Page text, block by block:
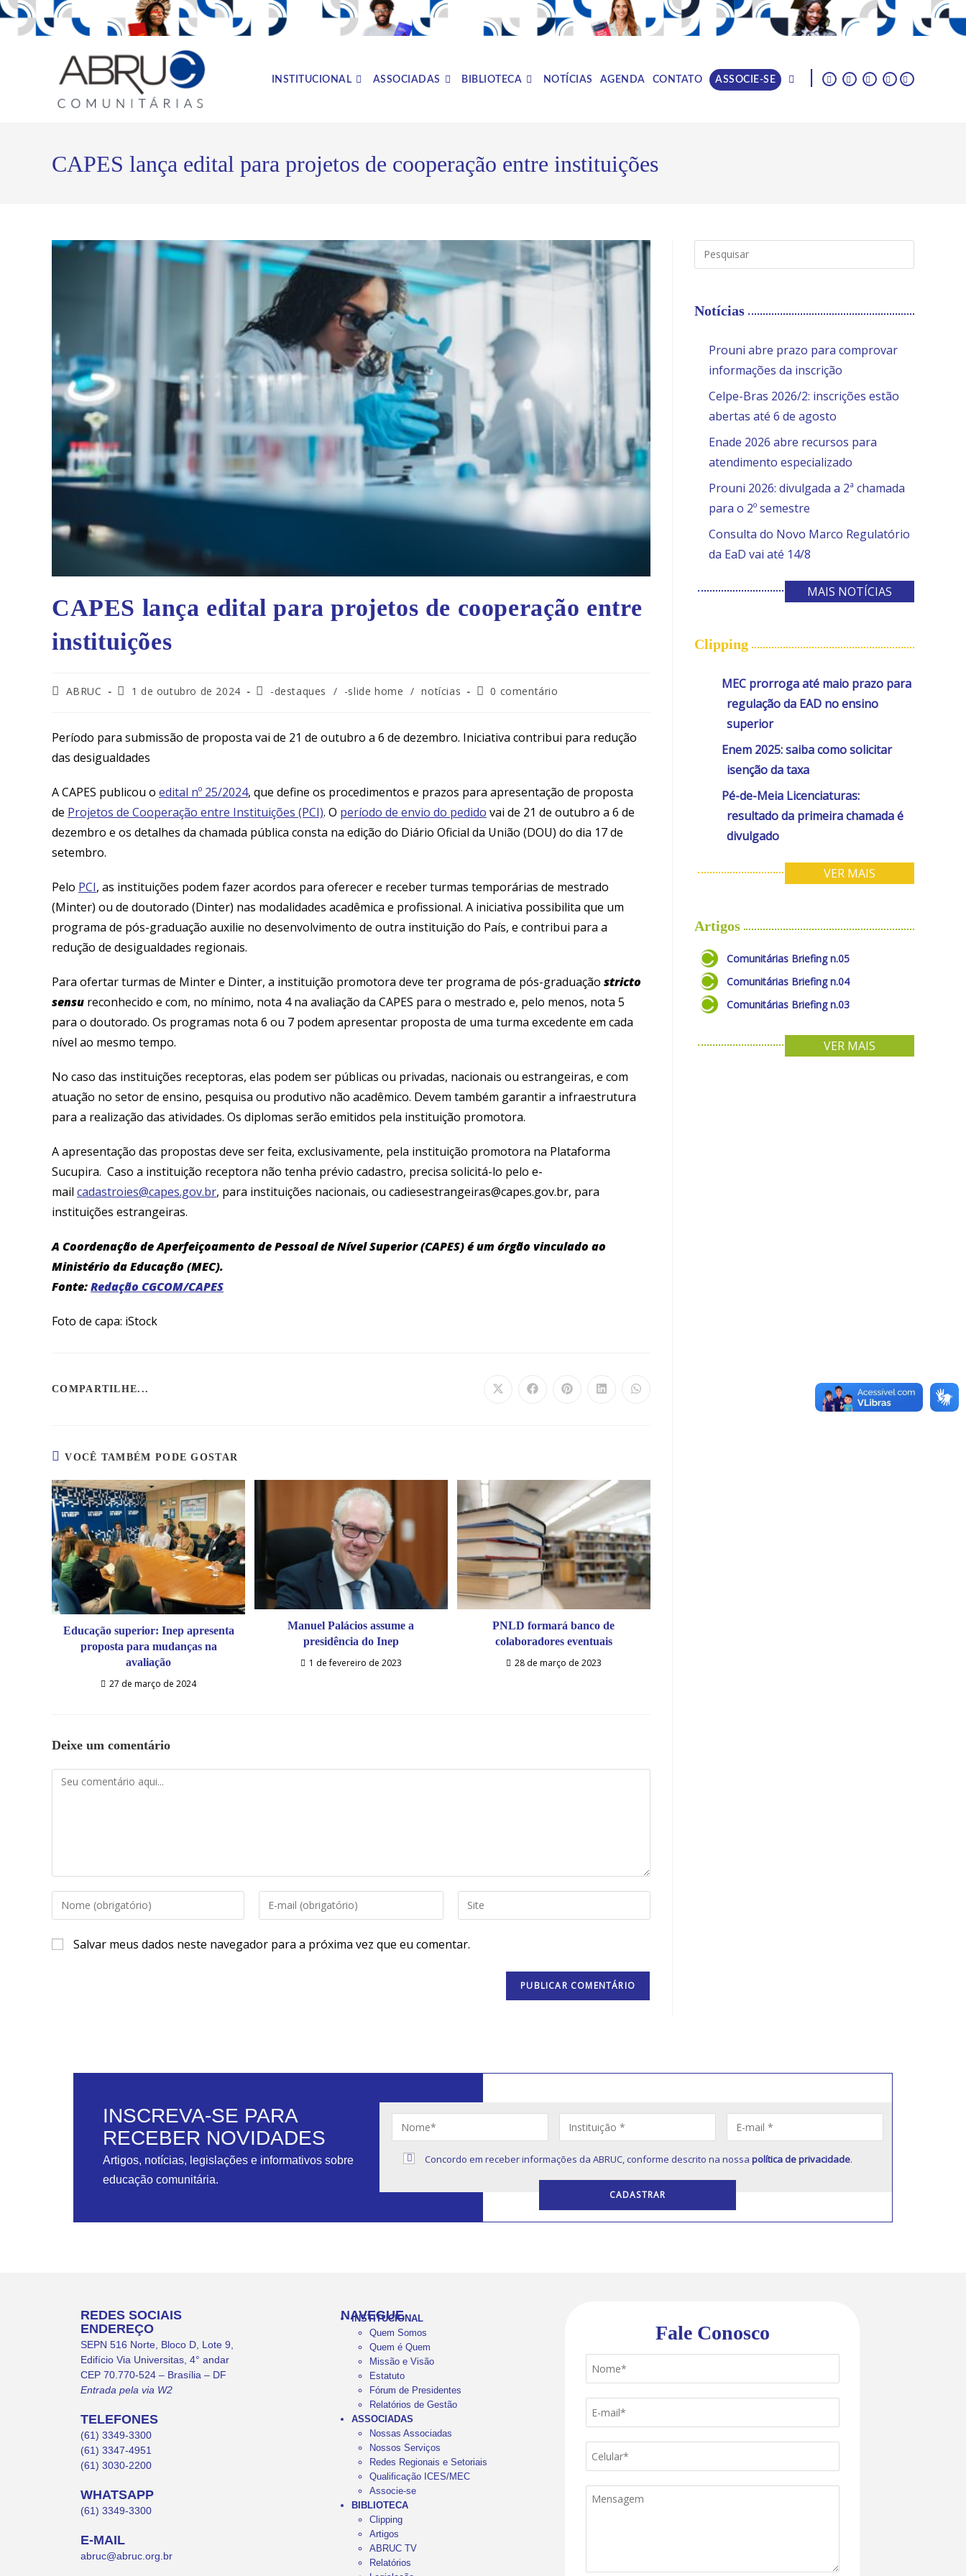
|
INSTITUCIONAL ASSOCIADAS BIBLIOTECA NOTÍCIAS AGENDA CONTATO ASSOCIE-SE
CAPES lança edital para projetos de cooperação entre instituições
CAPES lança edital para projetos de cooperação entre
instituições
ABRUC 1 de outubro de 2024 -destaques / -slide home / notícias 0 comentário
Período para submissão de proposta vai de 21 de outubro a 6 de dezembro. Iniciativa contribui para redução
das desigualdades
A CAPES publicou o edital nº 25/2024, que define os procedimentos e prazos para apresentação de proposta
de Projetos de Cooperação entre Instituições (PCI). O período de envio do pedido vai de 21 de outubro a 6 de
dezembro e os detalhes da chamada pública consta na edição do Diário Oficial da União (DOU) do dia 17 de
setembro.
Pelo PCI, as instituições podem fazer acordos para oferecer e receber turmas temporárias de mestrado
(Minter) ou de doutorado (Dinter) nas modalidades acadêmica e profissional. A iniciativa possibilita que um
programa de pós-graduação auxilie no desenvolvimento de outra instituição do País, e contribui para a
redução de desigualdades regionais.
Para ofertar turmas de Minter e Dinter, a instituição promotora deve ter programa de pós-graduação stricto
sensu reconhecido e com, no mínimo, nota 4 na avaliação da CAPES para o mestrado e, pelo menos, nota 5
para o doutorado. Os programas nota 6 ou 7 podem apresentar proposta de uma turma excedente em cada
nível ao mesmo tempo.
No caso das instituições receptoras, elas podem ser públicas ou privadas, nacionais ou estrangeiras, e com
atuação no setor de ensino, pesquisa ou produtivo não acadêmico. Devem também garantir a infraestrutura
para a realização das atividades. Os diplomas serão emitidos pela instituição promotora.
A apresentação das propostas deve ser feita, exclusivamente, pela instituição promotora na Plataforma
Sucupira. Caso a instituição receptora não tenha prévio cadastro, precisa solicitá-lo pelo e-
mail cadastroies@capes.gov.br, para instituições nacionais, ou cadiesestrangeiras@capes.gov.br, para
instituições estrangeiras.
A Coordenação de Aperfeiçoamento de Pessoal de Nível Superior (CAPES) é um órgão vinculado ao
Ministério da Educação (MEC).
Fonte:Redação CGCOM/CAPES
Foto de capa: iStock
COMPARTILHE...
VOCÊ TAMBÉM PODE GOSTAR
Educação superior: Inep apresenta
proposta para mudanças na
avaliação
27 de março de 2024
Manuel Palácios assume a
presidência do Inep
1 de fevereiro de 2023
PNLD formará banco de
colaboradores eventuais
28 de março de 2023
Deixe um comentário
Salvar meus dados neste navegador para a próxima vez que eu comentar.
Notícias
Prouni abre prazo para comprovar
informações da inscrição
Celpe-Bras 2026/2: inscrições estão
abertas até 6 de agosto
Enade 2026 abre recursos para
atendimento especializado
Prouni 2026: divulgada a 2ª chamada
para o 2º semestre
Consulta do Novo Marco Regulatório
da EaD vai até 14/8
MAIS NOTÍCIAS
Clipping
MEC prorroga até maio prazo para
regulação da EAD no ensino
superior
Enem 2025: saiba como solicitar
isenção da taxa
Pé-de-Meia Licenciaturas:
resultado da primeira chamada é
divulgado
VER MAIS
Artigos
Comunitárias Briefing n.05
Comunitárias Briefing n.04
Comunitárias Briefing n.03
VER MAIS
INSCREVA-SE PARA
RECEBER NOVIDADES
Artigos, notícias, legislações e informativos sobre
educação comunitária.
Concordo em receber informações da ABRUC, conforme descrito na nossapolítica de privacidade.
REDES SOCIAIS
ENDEREÇO
SEPN 516 Norte, Bloco D, Lote 9,
Edifício Via Universitas, 4° andar
CEP 70.770-524 – Brasília – DF
Entrada pela via W2
TELEFONES
(61) 3349-3300
(61) 3347-4951
(61) 3030-2200
WHATSAPP
(61) 3349-3300
E-MAIL
abruc@abruc.org.br
NAVEGUE
INSTITUCIONAL
Quem Somos
Quem é Quem
Missão e Visão
Estatuto
Fórum de Presidentes
Relatórios de Gestão
ASSOCIADAS
Nossas Associadas
Nossos Serviços
Redes Regionais e Setoriais
Qualificação ICES/MEC
Associe-se
BIBLIOTECA
Clipping
Artigos
ABRUC TV
Relatórios
Fale Conosco